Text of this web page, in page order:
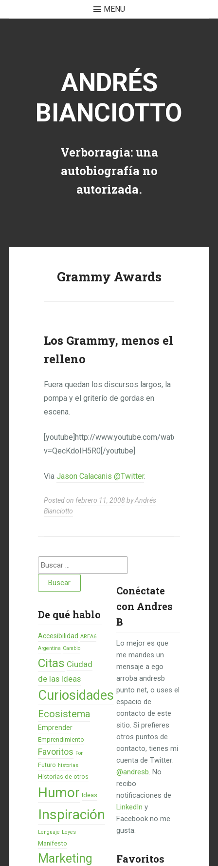
MENU
ANDRÉS
BIANCIOTTO
Verborragia: una
autobiografía no
autorizada.
Grammy Awards
Los Grammy, menos el
relleno
Fuera quedan los discursos largos, la
pompa y el griterío de gordas en
escena.
[youtube]http://www.youtube.com/watch?
v=QecKdoIH5R0[/youtube]
ViaJason Calacanis @Twitter.
Posted on febrero 11, 2008 byAndrés
Bianciotto
Buscar:
De qué hablo
Accesibilidad AREA6
Argentina Cambio
Citas Ciudad
de las Ideas
Curiosidades
Ecosistema
Emprender
Emprendimiento
Favoritos Fon
Futuro historias
Historias de otros
Humor Ideas
Inspiración
Lenguaje Leyes
Manifesto
Marketing
Conéctate
con Andres
B
Lo mejor es que
me mandes un
mensaje a ego
arroba andresb
punto net, o uses el
espacio de
contacto de este
sitio. Si prefieres
otros puntos de
contacto, tienes mi
cuenta de Twitter:
@andresb. No
recibo
notificaciones de
LinkedIn y
Facebook no me
gusta.
Favoritos